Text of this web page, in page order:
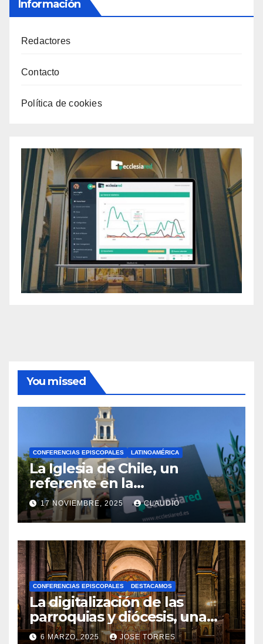
Información
Redactores
Contacto
Política de cookies
You missed
CONFERENCIAS EPISCOPALES LATINOAMÉRICA
La Iglesia de Chile, un
referente en la
transformación digital
gracias a Ecclesiared
17 NOVIEMBRE, 2025 CLAUDIO
N
O
H
A
Y
C
O
CONFERENCIAS EPISCOPALES DESTACAMOS
La digitalización de las
parroquias y diócesis, una
realidad ya para el futuro de
6 MARZO, 2025 JOSE TORRES